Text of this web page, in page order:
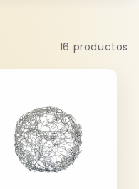
16 productos